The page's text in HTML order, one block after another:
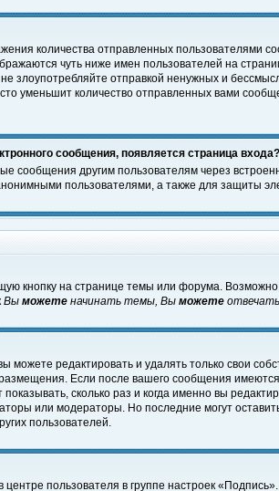
количества отправленных
чуть ниже имен пользователей на
злоупотребляйте отправкой ненужных и
уменьшит количество отправленных вами
сообщения, появляется страница входа?
сообщения другим пользователям через
пользователями, а также для защиты
кнопку на странице темы или форума.
Вы можете начинать темы, Вы можете
редактировать и удалять только свои
Если после вашего сообщения
сколько раз и когда именно вы
или модераторы. Но последние могут
пользователей.
пользователя в группе настроек